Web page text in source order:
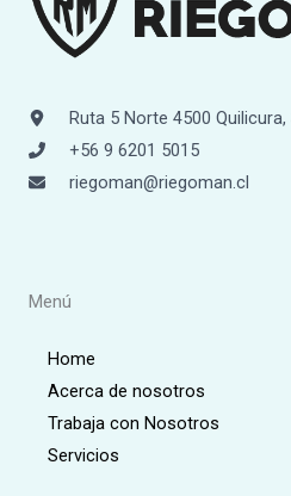
Ruta 5 Norte 4500
+56 9 6201 5015
riegoman@riegoman.cl
Menú
Home
Acerca de nosotros
Trabaja con Nosotros
Servicios